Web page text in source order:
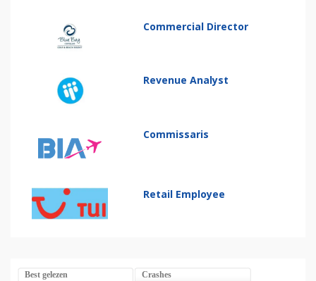
Commercial Director
Revenue Analyst
Commissaris
Retail Employee
Best gelezen Crashes